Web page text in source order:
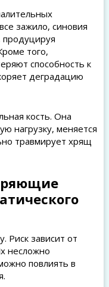
зажило, синовия
продуцируя
того,
способность к
деградацию
кость. Она
нагрузку, меняется
травмирует хрящ
Риск зависит от
несложно
повлиять в